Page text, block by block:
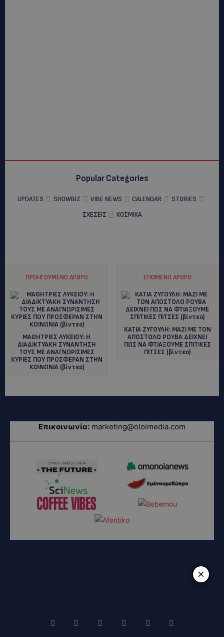
Popular Categories
UPDATES SHOWBIZ VIBE NEWS CALENDAR
STORIES
ΣΧΕΣΕΙΣ
ΚΟΣΜΙΚΑ
ΠΡΟΗΓΟΎΜΕΝΟ ΆΡΘΡΟ
ΜΑΘΗΤΡΙΕΣ ΛΥΚΕΙΟΥ: Η
ΔΙΑΔΙΚΤΥΑΚΗ ΣΥΝΑΝΤΗΣΗ
ΤΟΥΣ ΜΕ ΑΝΑΓΝΩΡΙΣΙΜΕΣ
ΚΥΡΙΕΣ ΠΟΥ ΠΡΟΣΦΕΡΑΝ ΣΤΗΝ
ΚΟΙΝΩΝΙΑ (βίντεο)
ΕΠΌΜΕΝΟ ΆΡΘΡΟ
ΚΑΤΙΑ ΖΥΓΟΥΛΗ: ΜΑΖΙ ΜΕ ΤΟΝ
ΑΠΟΣΤΟΛΟ ΡΟΥΒΑ ΔΕΙΧΝΕΙ
ΠΩΣ ΝΑ ΦΤΙΑΞΟΥΜΕ ΣΠΙΤΙΚΕΣ
ΠΙΤΣΕΣ (βίντεο)
Επικοινωνία: marketing@oloimedia.com